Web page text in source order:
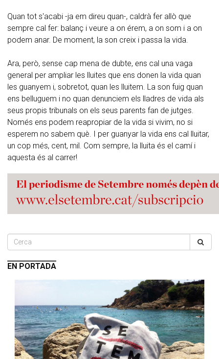
Quan tot s'acabi -ja em direu quan-, caldrà fer allò que
sempre cal fer: balanç i veure a on érem, a on som i a on
podem anar. De moment, la son creix i passa la vida.
Ara, però, sense cap mena de dubte, ens cal una vaga
general per ampliar les lluites que ens donen la vida quan
les guanyem i, sobretot, quan les lluitem. La son fuig quan
ens belluguem i no quan denunciem els lladres de vida als
seus propis tribunals on els seus parents fan de jutges.
Només ens podem reapropiar de la vida si vivim, no si
esperem no sabem què. I per guanyar la vida ens cal lluitar,
un cop més, cent, mil. Com sempre, la lluita és el camí i
aquesta és al carrer!
EN PORTADA